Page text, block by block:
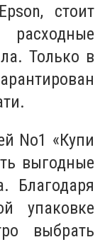
стоит
Только в
No1 «Купи
выгодные
Благодаря
упаковке
выбрать